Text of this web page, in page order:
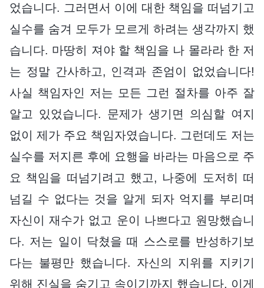
었습니다. 그러면서 이에 대한 책임을 떠넘기고
실수를 숨겨 모두가 모르게 하려는 생각까지 했
습니다. 마땅히 져야 할 책임을 나 몰라라 한 저
는 정말 간사하고, 인격과 존엄이 없었습니다!
사실 책임자인 저는 모든 그런 절차를 아주 잘
알고 있었습니다. 문제가 생기면 의심할 여지
없이 제가 주요 책임자였습니다. 그런데도 저는
실수를 저지른 후에 요행을 바라는 마음으로 주
요 책임을 떠넘기려고 했고, 나중에 도저히 떠
넘길 수 없다는 것을 알게 되자 억지를 부리며
자신이 재수가 없고 운이 나쁘다고 원망했습니
다. 저는 일이 닥쳤을 때 스스로를 반성하기보
다는 불평만 했습니다. 자신의 지위를 지키기
위해 진실을 숨기고 속이기까지 했습니다. 이게